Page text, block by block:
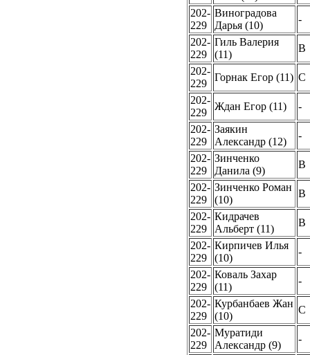
202-
229
Виноградова
Дарья (10)
-
202-
229
Гиль Валерия
(11)
B
202-
229
Горнак Егор (11) C
202-
229
Ждан Егор (11)
-
202-
229
Заякин
Александр (12)
-
202-
229
Зинченко
Данила (9)
B
202-
229
Зинченко Роман
(10)
B
202-
229
Кидрачев
Альберт (11)
B
202-
229
Кирпичев Илья
(10)
-
202-
229
Коваль Захар
(11)
-
202-
229
Курбанбаев Жан
(10)
C
202-
229
Муратиди
Александр (9)
-